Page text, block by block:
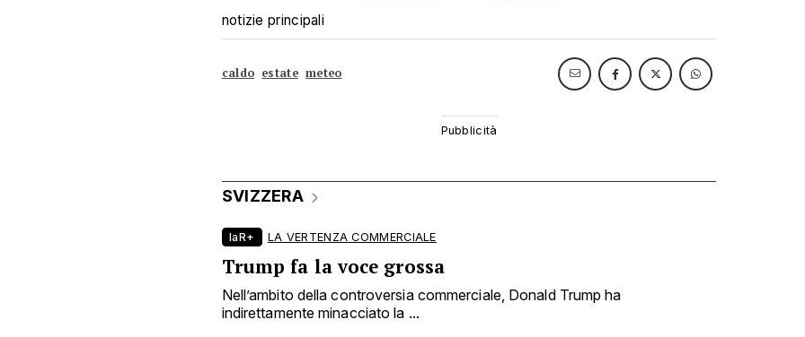
notizie principali
caldo estate meteo
SVIZZERA
laR+ LA VERTENZA COMMERCIALE
Trump fa la voce grossa
Nell’ambito della controversia commerciale, Donald Trump ha
indirettamente minacciato la ...